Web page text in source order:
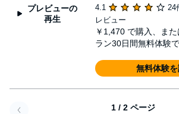
プレビューの
再生
4.1
24
レビュー
￥1,470 で購入、ま
ラン30日間無料体験
無料体験
1 / 2 ページ